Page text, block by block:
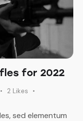
for 2022
2 Likes
sed elementum